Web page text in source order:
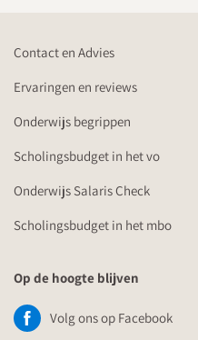
Contact en Advies
Ervaringen en reviews
Onderwijs begrippen
Scholingsbudget in het vo
Onderwijs Salaris Check
Scholingsbudget in het mbo
Op de hoogte blijven
Volg ons op Facebook